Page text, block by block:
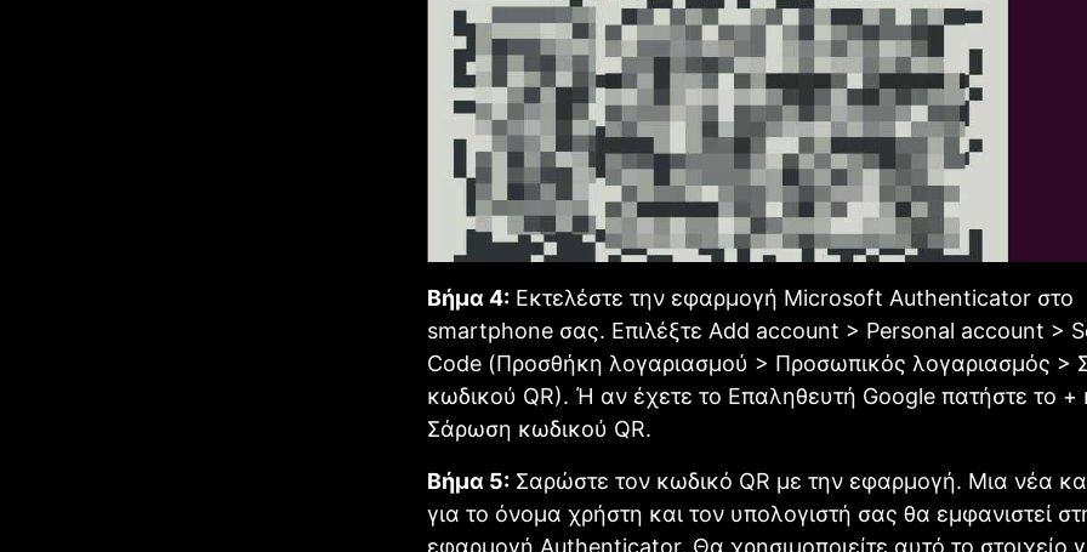
Βήμα 4: Εκτελέστε την εφαρμογή Microsoft Authenticator στο
smartphone σας. Επιλέξτε Add account > Personal account >
Code (Προσθήκη λογαριασμού > Προσωπικός λογαριασμός >
κωδικού QR). Ή αν έχετε το Επαληθευτή Google πατήστε το +
Σάρωση κωδικού QR.
Βήμα 5: Σαρώστε τον κωδικό QR με την εφαρμογή. Μια νέα
για το όνομα χρήστη και τον υπολογιστή σας θα εμφανιστεί
εφαρμογή Authenticator. Θα χρησιμοποιείτε αυτό το στοιχείο